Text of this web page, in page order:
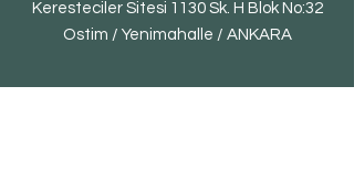
Keresteciler Sitesi 1130 Sk. H Blok No:32
Ostim / Yenimahalle / ANKARA